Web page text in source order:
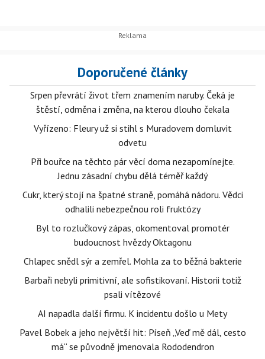
Doporučené články
Srpen převrátí život třem znamením naruby. Čeká je
štěstí, odměna i změna, na kterou dlouho čekala
Vyřízeno: Fleury už si stihl s Muradovem domluvit
odvetu
Při bouřce na těchto pár věcí doma nezapomínejte.
Jednu zásadní chybu dělá téměř každý
Cukr, který stojí na špatné straně, pomáhá nádoru. Vědci
odhalili nebezpečnou roli fruktózy
Byl to rozlučkový zápas, okomentoval promotér
budoucnost hvězdy Oktagonu
Chlapec snědl sýr a zemřel. Mohla za to běžná bakterie
Barbaři nebyli primitivní, ale sofistikovaní. Historii totiž
psali vítězové
AI napadla další firmu. K incidentu došlo u Mety
Pavel Bobek a jeho největší hit: Píseň „Veď mě dál, cesto
má“ se původně jmenovala Rododendron